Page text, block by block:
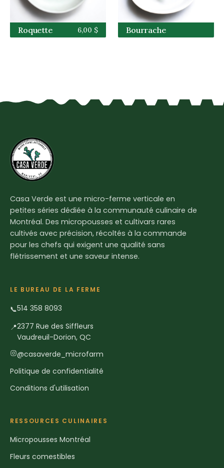
Roquette 6,00 $ Bourrache
Casa Verde est une micro-ferme verticale en
petites séries dédiée à la communauté culinaire de
Montréal. Des micropousses et cultivars rares
cultivés avec précision, récoltés à la commande
pour les chefs qui exigent une qualité sans
flétrissement et une saveur intense.
LE BUREAU DE LA FERME
📞514 358 8093
📍2377 Rue des Siffleurs
Vaudreuil-Dorion, QC
@casaverde_microfarm
Politique de confidentialité
Conditions d'utilisation
RESSOURCES CULINAIRES
Micropousses Montréal
Fleurs comestibles